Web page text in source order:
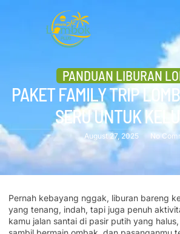
PANDUAN LIBURAN
PAKET FAMILY TRIP
SERU UNTUK
August 27, 2025 No
Pernah kebayang nggak, liburan bareng
yang tenang, indah, tapi juga penuh
kamu jalan santai di pasir putih yang